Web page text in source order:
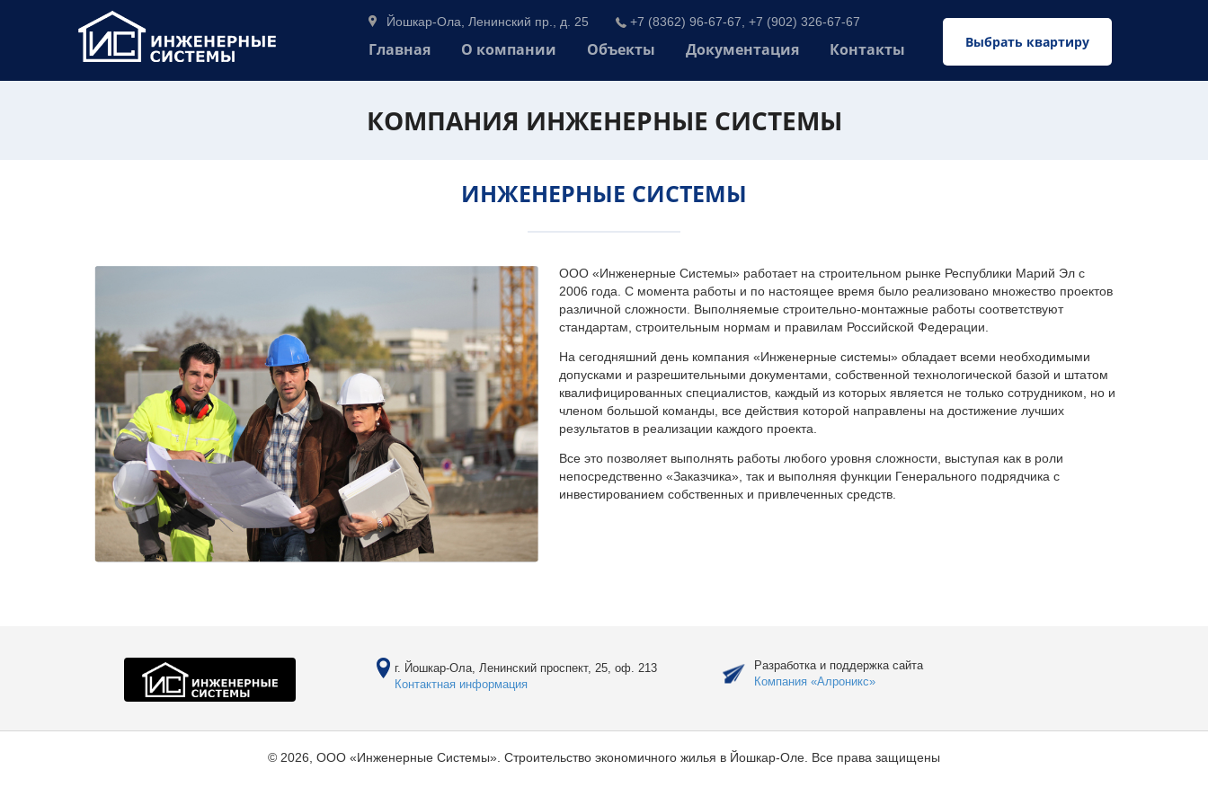
Выбрать квартиру
Йошкар-Ола, Ленинский пр., д. 25 +7 (8362) 96-67-67, +7 (902) 326-67-67
Главная О компании Объекты Документация Контакты
КОМПАНИЯ ИНЖЕНЕРНЫЕ СИСТЕМЫ
ИНЖЕНЕРНЫЕ СИСТЕМЫ
ООО «Инженерные Системы» работает на строительном рынке Республики Марий Эл с
2006 года. С момента работы и по настоящее время было реализовано множество проектов
различной сложности. Выполняемые строительно-монтажные работы соответствуют
стандартам, строительным нормам и правилам Российской Федерации.
На сегодняшний день компания «Инженерные системы» обладает всеми необходимыми
допусками и разрешительными документами, собственной технологической базой и штатом
квалифицированных специалистов, каждый из которых является не только сотрудником, но и
членом большой команды, все действия которой направлены на достижение лучших
результатов в реализации каждого проекта.
Все это позволяет выполнять работы любого уровня сложности, выступая как в роли
непосредственно «Заказчика», так и выполняя функции Генерального подрядчика с
инвестированием собственных и привлеченных средств.
г. Йошкар-Ола, Ленинский проспект, 25, оф. 213
Контактная информация
Разработка и поддержка сайта
Компания «Алроникс»
© 2026, ООО «Инженерные Системы». Строительство экономичного жилья в Йошкар-Оле. Все права защищены